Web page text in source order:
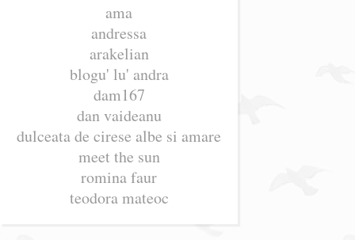
ama
andressa
arakelian
blogu' lu' andra
dam167
dan vaideanu
dulceata de cirese albe si amare
meet the sun
romina faur
teodora mateoc